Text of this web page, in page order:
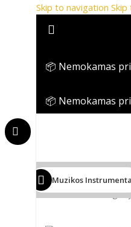
Skip to navigation
📦 Nemokamas
📦 Nemokamas
Muzikos
Pradžia/be-